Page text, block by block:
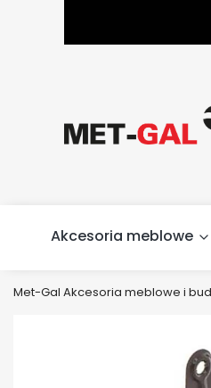
Akcesoria meblowe
Met-Gal Akcesoria meblowe i